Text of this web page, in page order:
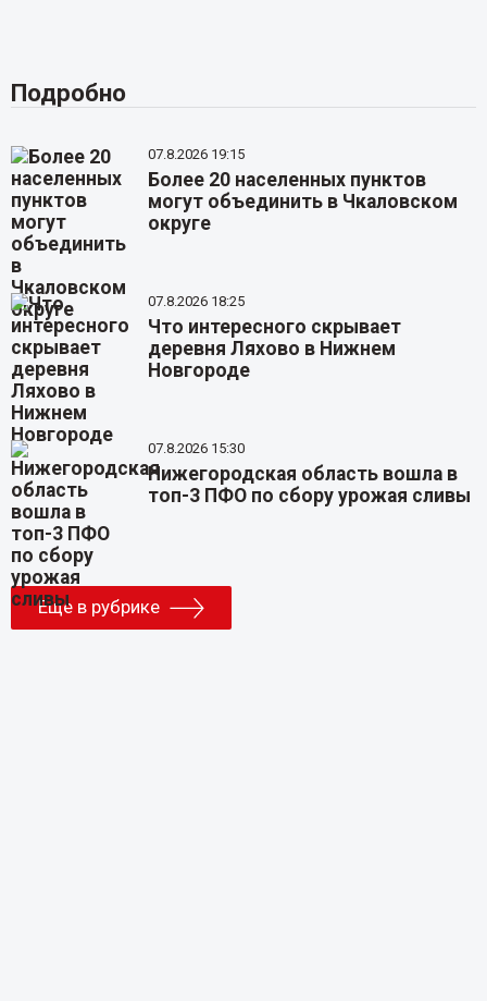
Подробно
07.8.2026 19:15
Более 20 населенных пунктов
могут объединить в Чкаловском
округе
07.8.2026 18:25
Что интересного скрывает
деревня Ляхово в Нижнем
Новгороде
07.8.2026 15:30
Нижегородская область вошла в
топ-3 ПФО по сбору урожая сливы
Еще в рубрике